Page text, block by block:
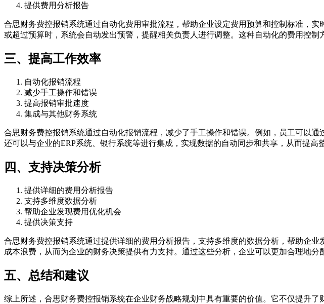
提供费用分析报告
合思财务费控报销系统通过自动化费用审批流程，帮助企业设定费用预算和控制标准，
或超过预算时，系统会自动发出预警，提醒相关负责人进行调整。这种自动化的费用控
三、提高工作效率
自动化报销流程
减少手工操作和错误
提高报销审批速度
集成与其他财务系统
合思财务费控报销系统通过自动化报销流程，减少了手工操作和错误。例如，员工可以
还可以与企业的ERP系统、银行系统等进行集成，实现数据的自动同步和共享，从而提高
四、支持决策分析
提供详细的费用分析报告
支持多维度数据分析
帮助企业发现费用优化机会
提供决策支持
合思财务费控报销系统通过提供详细的费用分析报告，支持多维度的数据分析，帮助企
成本浪费，从而为企业的财务决策提供有力支持。通过这些分析，企业可以更加合理地分
五、总结和建议
综上所述，合思财务费控报销系统在企业财务战略规划中具有重要的价值。它不仅提升